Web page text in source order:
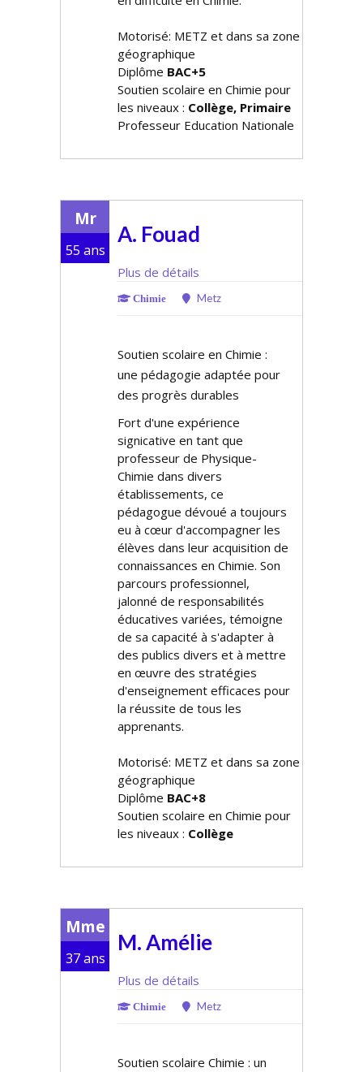
Motorisé: METZ et dans sa zone
géographique
Diplôme BAC+5
Soutien scolaire en Chimie pour
les niveaux : Collège, Primaire
Professeur Education Nationale
Mr
55 ans
A. Fouad
Plus de détails
Chimie Metz
Soutien scolaire en Chimie :
une pédagogie adaptée pour
des progrès durables
Fort d'une expérience
significative en tant que
professeur de Physique-
Chimie dans divers
établissements, ce
pédagogue dévoué a toujours
eu à cœur d'accompagner les
élèves dans leur acquisition de
connaissances en Chimie. Son
parcours professionnel,
jalonné de responsabilités
éducatives variées, témoigne
de sa capacité à s'adapter à
des publics divers et à mettre
en œuvre des stratégies
d'enseignement efficaces pour
la réussite de tous les
apprenants.
Motorisé: METZ et dans sa zone
géographique
Diplôme BAC+8
Soutien scolaire en Chimie pour
les niveaux : Collège
Mme
37 ans
M. Amélie
Plus de détails
Chimie Metz
Soutien scolaire Chimie : un